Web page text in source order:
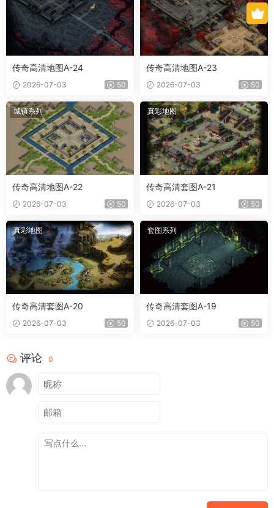
传奇高清地图A-24
2026-07-03 50
传奇高清地图A-23
2026-07-03 50
城镇系列
传奇高清地图A-22
2026-07-03 50
真彩地图
传奇高清套图A-21
2026-07-03 50
真彩地图
传奇高清套图A-20
2026-07-03 50
套图系列
传奇高清套图A-19
2026-07-03 50
评论 0